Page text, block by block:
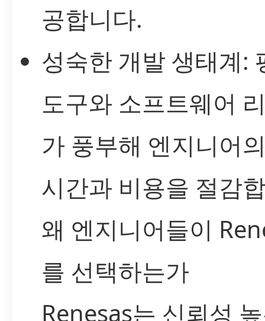
공합니다.
성숙한 개발 생태계:
도구와 소프트웨어
가 풍부해 엔지니어
시간과 비용을 절감
왜 엔지니어들이
를 선택하는가
Renesas는 신뢰성